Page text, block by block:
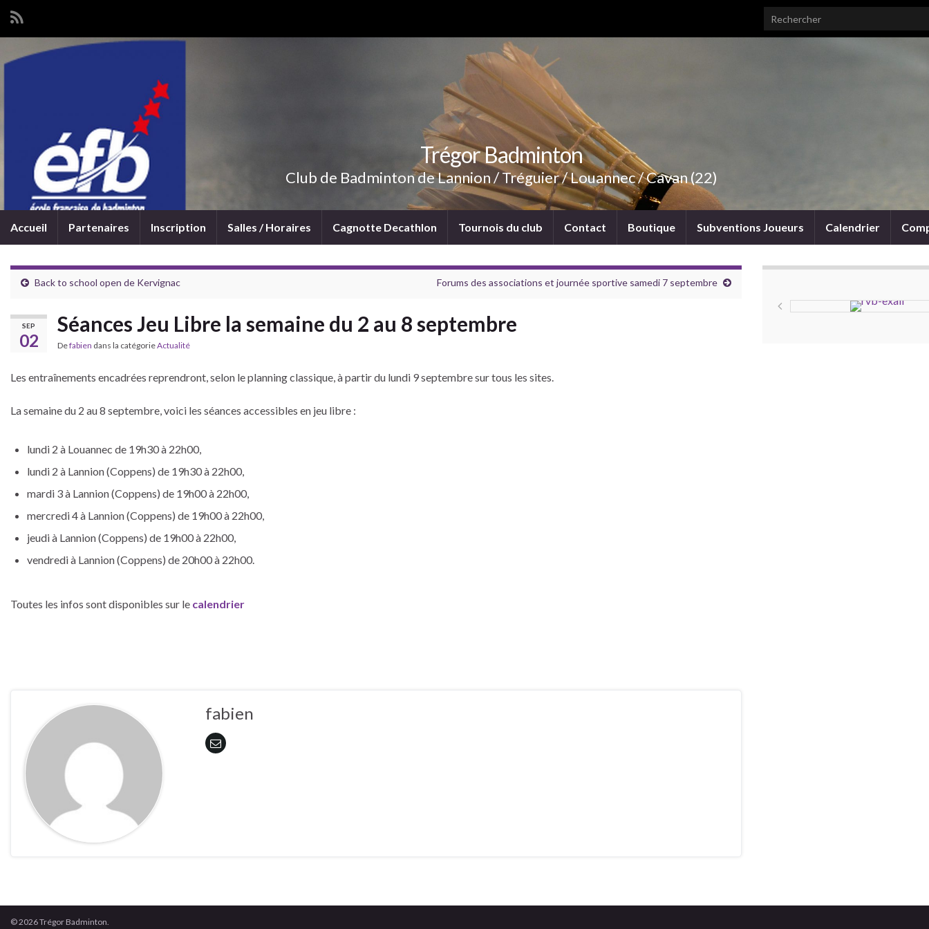
Search for:
Trégor Badminton
Club de Badminton de Lannion / Tréguier / Louannec / Cavan (22)
Accueil Partenaires Inscription Salles / Horaires Cagnotte Decathlon Tournois du club Contact Boutique Subventions Joueurs Calendrier
Back to school open de Kervignac Forums des associations et journée sportive samedi 7 septembre
SEP
02
Séances Jeu Libre la semaine du 2 au 8 septembre
Defabien dans la catégorieActualité
Les entraînements encadrées reprendront, selon le planning classique, à partir du lundi 9 septembre sur tous les sites.
La semaine du 2 au 8 septembre, voici les séances accessibles en jeu libre :
lundi 2 à Louannec de 19h30 à 22h00,
lundi 2 à Lannion (Coppens) de 19h30 à 22h00,
mardi 3 à Lannion (Coppens) de 19h00 à 22h00,
mercredi 4 à Lannion (Coppens) de 19h00 à 22h00,
jeudi à Lannion (Coppens) de 19h00 à 22h00,
vendredi à Lannion (Coppens) de 20h00 à 22h00.
Toutes les infos sont disponibles sur le calendrier
fabien
© 2026 Trégor Badminton.